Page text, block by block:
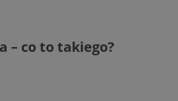
– co to takiego?